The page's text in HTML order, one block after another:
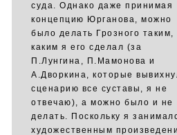
суда. Однако даже принимая
концепцию Юрганова, можно
было делать Грозного таким,
каким я его сделал (за
П.Лунгина, П.Мамонова и
А.Дворкина, которые
сценарию все суставы, я не
отвечаю), а можно было и не
делать. Поскольку я
художественным